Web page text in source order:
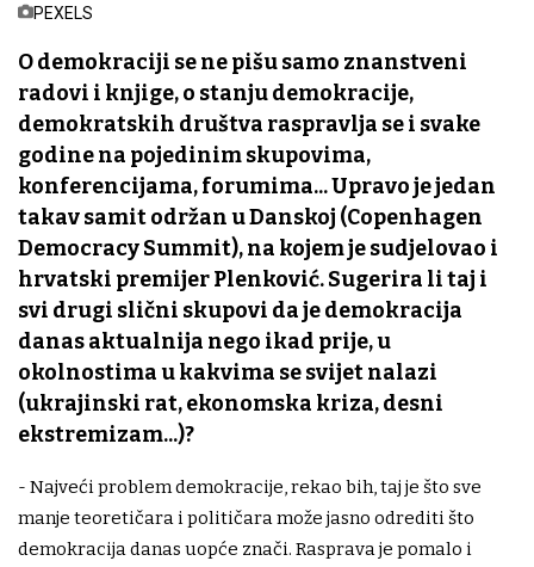
PEXELS
O demokraciji se ne pišu samo znanstveni
radovi i knjige, o stanju demokracije,
demokratskih društva raspravlja se i svake
godine na pojedinim skupovima,
konferencijama, forumima... Upravo je jedan
takav samit održan u Danskoj (Copenhagen
Democracy Summit), na kojem je sudjelovao i
hrvatski premijer Plenković. Sugerira li taj i
svi drugi slični skupovi da je demokracija
danas aktualnija nego ikad prije, u
okolnostima u kakvima se svijet nalazi
(ukrajinski rat, ekonomska kriza, desni
ekstremizam...)?
- Najveći problem demokracije, rekao bih, taj je što sve
manje teoretičara i političara može jasno odrediti što
demokracija danas uopće znači. Rasprava je pomalo i